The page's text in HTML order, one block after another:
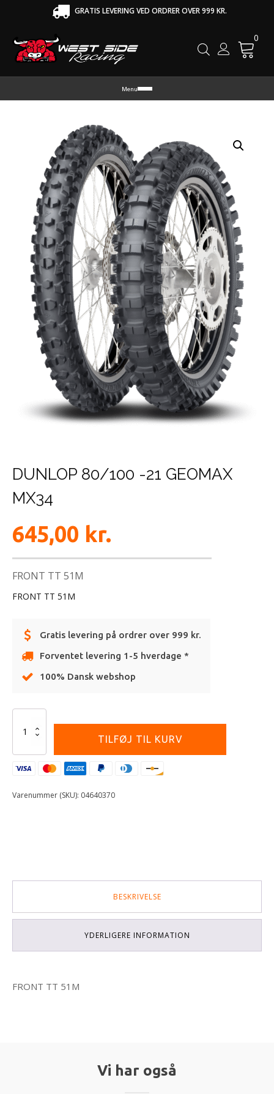
GRATIS LEVERING VED ORDRER OVER 999 KR.
0
Menu
DUNLOP 80/100 -21 GEOMAX
MX34
645,00 kr.
FRONT TT 51M
FRONT TT 51M
Gratis levering på ordrer over 999 kr.
Forventet levering 1-5 hverdage *
100% Dansk webshop
80/100
GEOMAX
MX34
TILFØJ TIL KURV
Varenummer (SKU): 04640370
BESKRIVELSE
YDERLIGERE INFORMATION
FRONT TT 51M
Vi har også